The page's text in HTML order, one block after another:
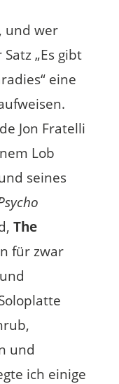
und wer
„Es gibt
eine
Jon Fratelli
Lob
seines
The
für zwar
und
ich einige